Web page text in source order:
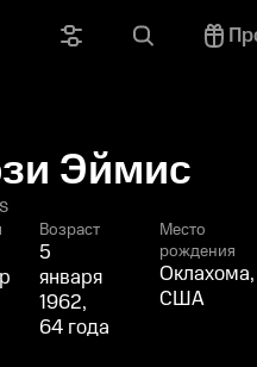
Эймис
Возраст
5
января
1962,
64 года
Место
рождения
Оклахома,
США